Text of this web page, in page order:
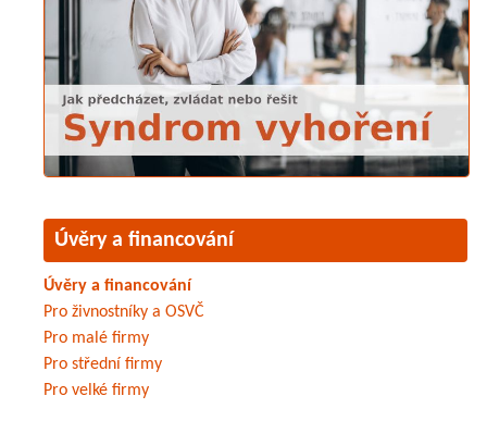
Úvěry a financování
Úvěry a financování
Pro živnostníky a OSVČ
Pro malé firmy
Pro střední firmy
Pro velké firmy